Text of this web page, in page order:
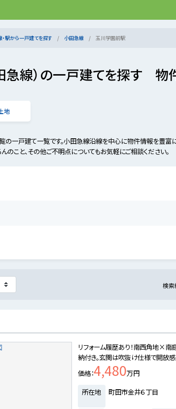
・駅から一戸建てを探す 小田急線 玉川学園前駅
急線）の一戸建てを探す 物
地
一戸建て一覧です。小田急線沿線を中心に物件情報を豊富
のこと、その他ご不明点についてもお気軽にご相談ください。
検索
リフォーム履歴あり！南西角地×
納付き。玄関は吹抜け仕様で開放感
価格 4,480万円
所在地
町田市金井６丁目